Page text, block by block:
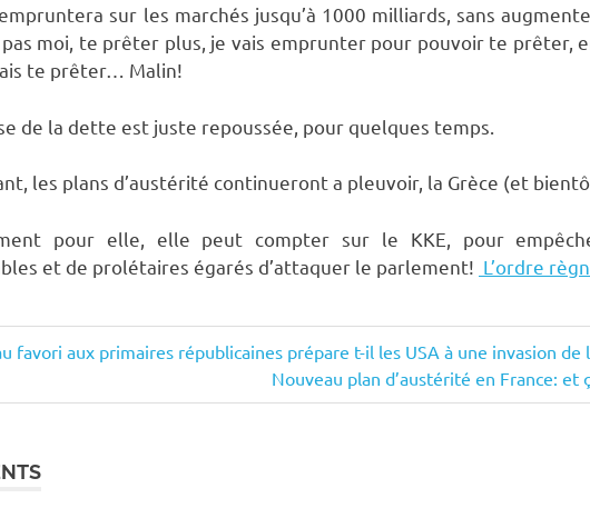
sur les marchés jusqu’à 1000 milliards, sans
moi, te prêter plus, je vais emprunter pour pouvoir te prêter,
te prêter… Malin!
de la dette est juste repoussée, pour quelques temps.
les plans d’austérité continueront a pleuvoir, la Grèce (et
pour elle, elle peut compter sur le KKE, pour
et de prolétaires égarés d’attaquer le parlement! L’ordre
favori aux primaires républicaines prépare t-il les USA à une invasion de
Next
Post:
Nouveau plan d’austérité en France: